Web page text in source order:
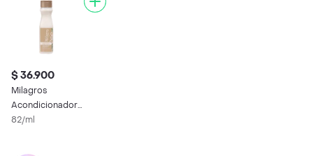
$ 36.900
Milagros
Acondicionador
Herbal
82/ml